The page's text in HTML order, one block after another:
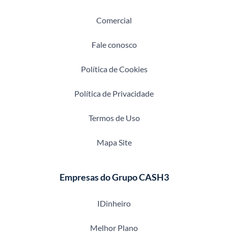
Comercial
Fale conosco
Política de Cookies
Política de Privacidade
Termos de Uso
Mapa Site
Empresas do Grupo CASH3
IDinheiro
Melhor Plano